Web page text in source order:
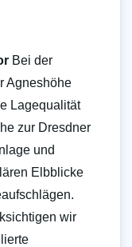
Bei der
Agneshöhe
Lagequalität
zur Dresdner
und
Elbblicke
wir